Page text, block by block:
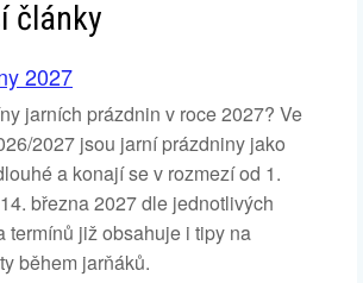
články
2027
jarních prázdnin v roce 2027? Ve
2027 jsou jarní prázdniny jako
a konají se v rozmezí od 1.
března 2027 dle jednotlivých
termínů již obsahuje i tipy na
během jarňáků.